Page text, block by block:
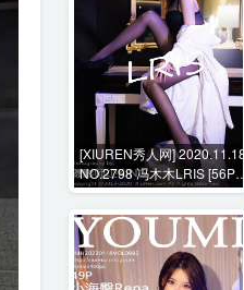
[XIUREN秀人网] 2020.11.18
NO.2798 冯木木LRIS [56P-
597MB]